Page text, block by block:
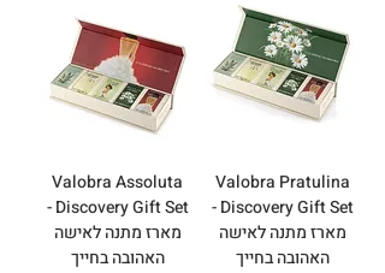
Valobra Pratulina
Discovery Gift Set -
מארז מתנה לאישה
האהובה בחייך
Valobra Assoluta
Discovery Gift Set -
מארז מתנה לאישה
האהובה בחייך